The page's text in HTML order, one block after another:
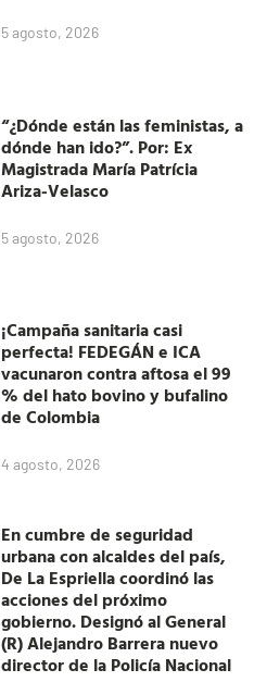
5 agosto, 2026
“¿Dónde están las feministas, a
dónde han ido?”. Por: Ex
Magistrada María Patrícia
Ariza-Velasco
5 agosto, 2026
¡Campaña sanitaria casi
perfecta! FEDEGÁN e ICA
vacunaron contra aftosa el 99
% del hato bovino y bufalino
de Colombia
4 agosto, 2026
En cumbre de seguridad
urbana con alcaldes del país,
De La Espriella coordinó las
acciones del próximo
gobierno. Designó al General
(R) Alejandro Barrera nuevo
director de la Policía Nacional